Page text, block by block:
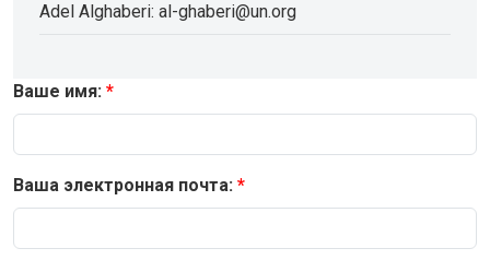
Adel Alghaberi: al-ghaberi@un.org
Ваше имя:
Ваша электронная почта: